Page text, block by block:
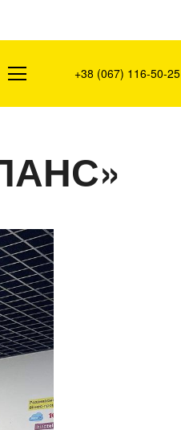
+38 (067) 116-50-25